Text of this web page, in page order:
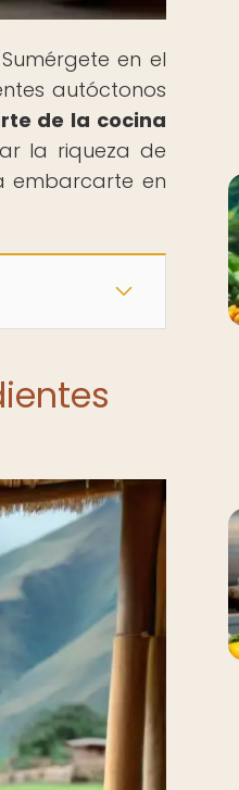
en el
autóctonos
de la cocina
la riqueza de
embarcarte en